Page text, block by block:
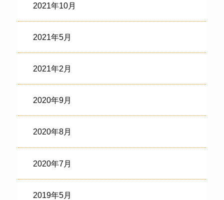
2021年10月
2021年5月
2021年2月
2020年9月
2020年8月
2020年7月
2019年5月